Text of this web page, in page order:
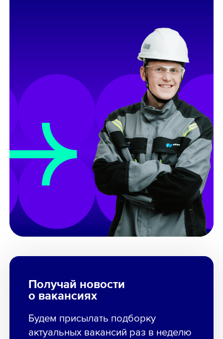
Получай новости
о вакансиях
Будем присылать подборку
актуальных вакансий раз в неделю